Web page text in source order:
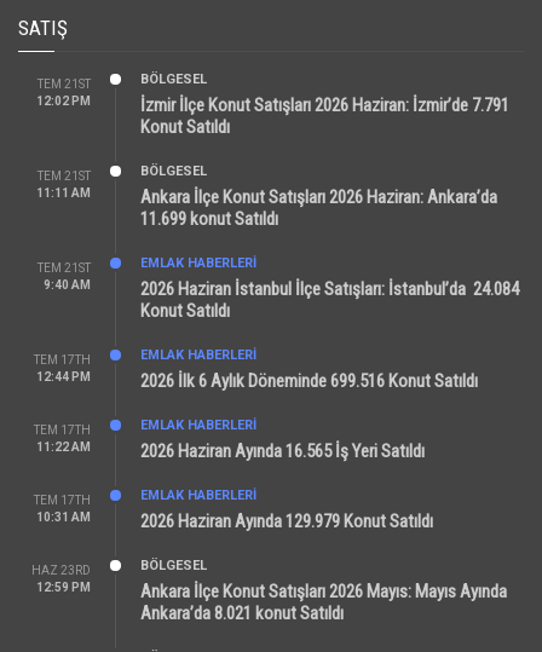
SATIŞ
TEM 21ST
12:02 PM
BÖLGESEL
İzmir İlçe Konut Satışları 2026 Haziran: İzmir’de 7.791
Konut Satıldı
TEM 21ST
11:11 AM
BÖLGESEL
Ankara İlçe Konut Satışları 2026 Haziran: Ankara’da
11.699 konut Satıldı
TEM 21ST
9:40 AM
EMLAK HABERLERI
2026 Haziran İstanbul İlçe Satışları: İstanbul’da 24.084
Konut Satıldı
TEM 17TH
12:44 PM
EMLAK HABERLERI
2026 İlk 6 Aylık Döneminde 699.516 Konut Satıldı
TEM 17TH
11:22 AM
EMLAK HABERLERI
2026 Haziran Ayında 16.565 İş Yeri Satıldı
TEM 17TH
10:31 AM
EMLAK HABERLERI
2026 Haziran Ayında 129.979 Konut Satıldı
HAZ 23RD
12:59 PM
BÖLGESEL
Ankara İlçe Konut Satışları 2026 Mayıs: Mayıs Ayında
Ankara’da 8.021 konut Satıldı